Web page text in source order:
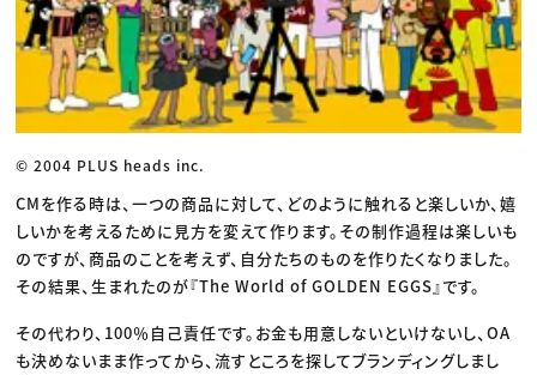
© 2004 PLUS heads inc.
CMを作る時は、一つの商品に対して、どのように触れると楽しいか、嬉
しいかを考えるために見方を変えて作ります。その制作過程は楽しいも
のですが、商品のことを考えず、自分たちのものを作りたくなりました。
その結果、生まれたのが『The World of GOLDEN EGGS』です。
その代わり、100％自己責任です。お金も用意しないといけないし、OA
も決めないまま作ってから、流すところを探してブランディングしまし